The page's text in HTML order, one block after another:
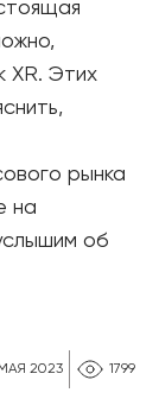
2023 1799
XR. Этих
рынка
на
об